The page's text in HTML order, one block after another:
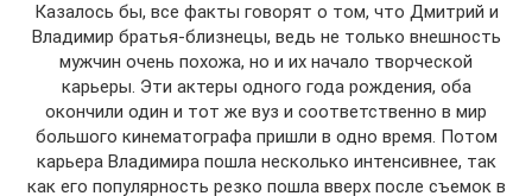
Казалось бы, все факты говорят о том, что Дмитрий и
Владимир братья-близнецы, ведь не только внешность
мужчин очень похожа, но и их начало творческой
карьеры. Эти актеры одного года рождения, оба
окончили один и тот же вуз и соответственно в мир
большого кинематографа пришли в одно время. Потом
карьера Владимира пошла несколько интенсивнее, так
как его популярность резко пошла вверх после съемок в